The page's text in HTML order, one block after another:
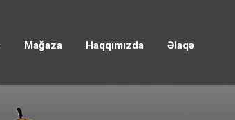
Mağaza Haqqımızda Əlaqə